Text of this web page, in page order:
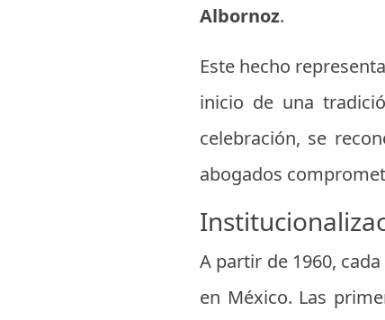
Albornoz.
Este hecho
inicio de una
celebración, se
abogados
A partir de 1960,
en México. Las